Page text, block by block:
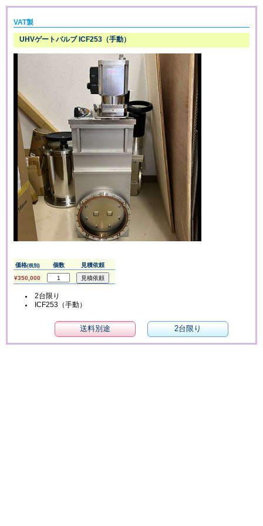
VAT製
UHVゲートバルブ ICF253（手動）
価格(税別) 個数
見積依頼
¥350,000
2台限り
ICF253（手動）
2台限り
送料別途